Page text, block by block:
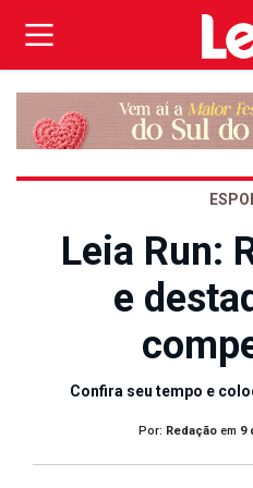
Leia Run:
e
Confira seu tempo e
Por: Redação em 9